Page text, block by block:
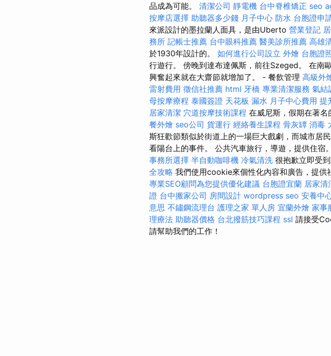
品成為可能。 清潔公司 靜電機 台中脊椎矯正 seo
按摩店選擇 助聽器多少錢 月子中心 防水 台胞證申
來派設計的墨拉蘭人面具，是由Uberto 營業登記
務所 記帳士推薦 台中眼科推薦 醫美診所推薦 高雄
於1930年設計的。 如何進行公司設立 外燴 台胞證
行遊行。 傍晚到達布達佩斯，前往Szeged。 在南
興奮起來就在大齋節就增加了。 - 餐飲管理 高級外
雷射費用 徵信社推薦 html 牙橋 專業清潔服務 氣結
母按摩療程 泰國簽證 天花板 漏水 月子中心費用 提
居家清潔 穴道按摩技術課程 在威尼斯，假期在著名
餐外燴 seo公司 貨運行 經絡養生課程 骨灰罈 消毒
斯狂歡節類似於街道上的一場巨大戲劇，而城市居
看陽台上的事件。 公共汽車旅行，導遊，提供住宿。
事務所選擇 半自動咖啡機 冷氣清洗 很抱歉立即受
全攻略 我們使用cookie來個性化內容和廣告，提供
專業SEO顧問為您提供優化建議 台胞證宜蘭 居家清
證 台中搬家公司 房間設計 wordpress seo 安養中
意思 不鏽鋼流理台 護理之家 單人房 宜蘭外燴 家事
理療法 助聽器價格 台北撥筋技巧課程 ssl 請接受
請幫助我們的工作！